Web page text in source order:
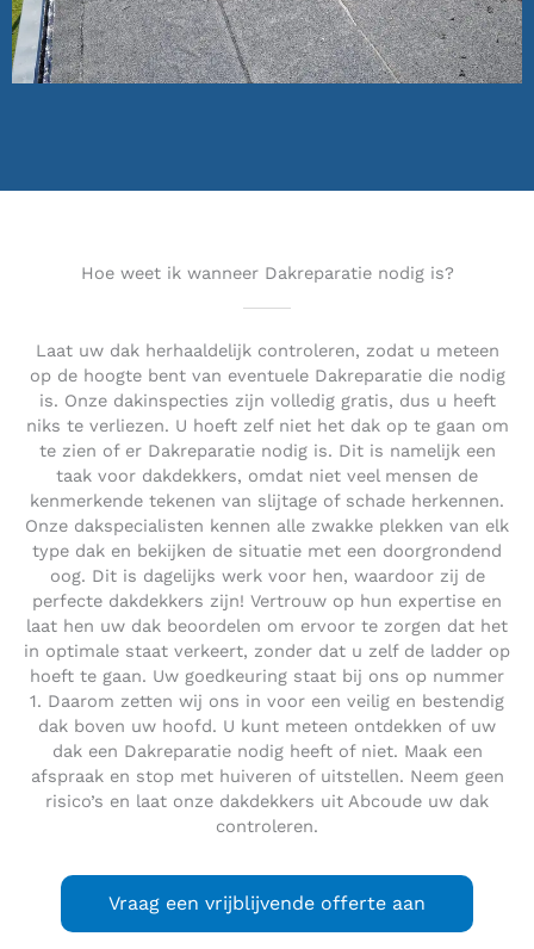
Hoe weet ik wanneer Dakreparatie nodig is?
Laat uw dak herhaaldelijk controleren, zodat u meteen
op de hoogte bent van eventuele Dakreparatie die nodig
is. Onze dakinspecties zijn volledig gratis, dus u heeft
niks te verliezen. U hoeft zelf niet het dak op te gaan om
te zien of er Dakreparatie nodig is. Dit is namelijk een
taak voor dakdekkers, omdat niet veel mensen de
kenmerkende tekenen van slijtage of schade herkennen.
Onze dakspecialisten kennen alle zwakke plekken van elk
type dak en bekijken de situatie met een doorgrondend
oog. Dit is dagelijks werk voor hen, waardoor zij de
perfecte dakdekkers zijn! Vertrouw op hun expertise en
laat hen uw dak beoordelen om ervoor te zorgen dat het
in optimale staat verkeert, zonder dat u zelf de ladder op
hoeft te gaan. Uw goedkeuring staat bij ons op nummer
1. Daarom zetten wij ons in voor een veilig en bestendig
dak boven uw hoofd. U kunt meteen ontdekken of uw
dak een Dakreparatie nodig heeft of niet. Maak een
afspraak en stop met huiveren of uitstellen. Neem geen
risico’s en laat onze dakdekkers uit Abcoude uw dak
controleren.
Vraag een vrijblijvende offerte aan